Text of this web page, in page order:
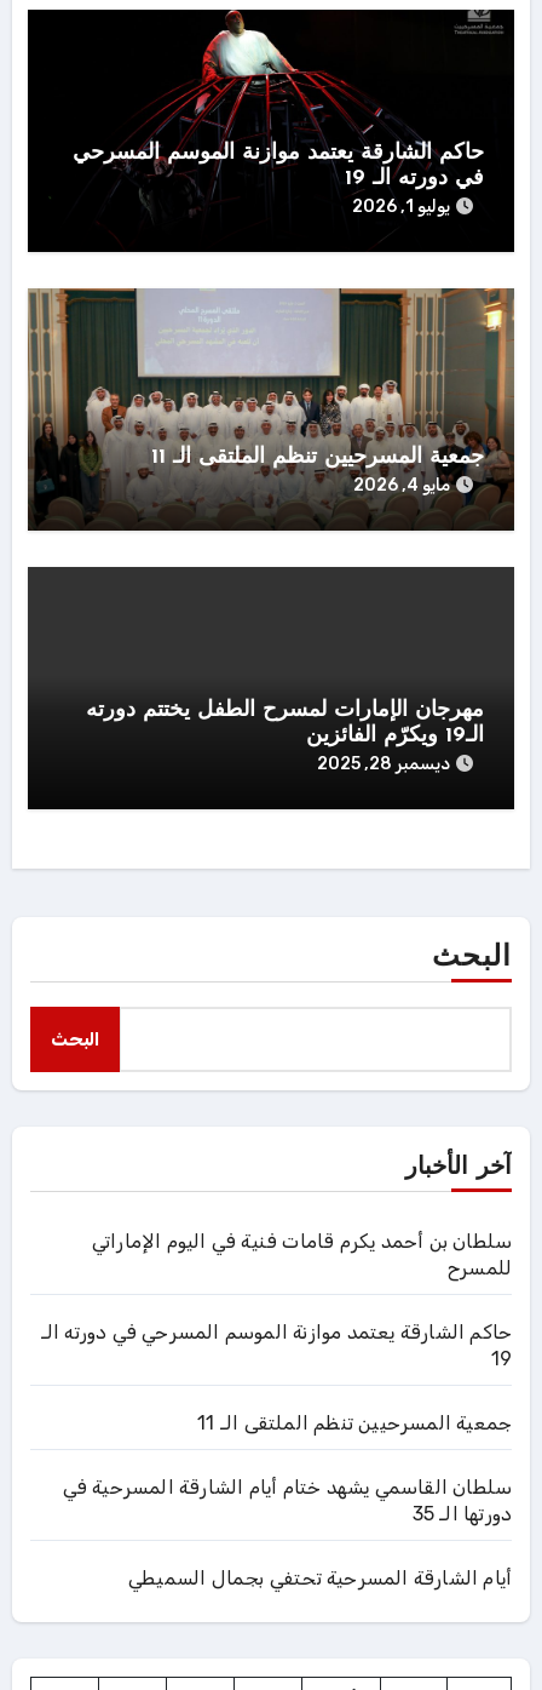
حاكم الشارقة يعتمد موازنة الموسم المسرحي
في دورته الـ 19
يوليو 1, 2026
جمعية المسرحيين تنظم الملتقى الـ 11
مايو 4, 2026
مهرجان الإمارات لمسرح الطفل يختتم دورته
الـ19 ويكرّم الفائزين
ديسمبر 28, 2025
البحث
البحث
آخر الأخبار
سلطان بن أحمد يكرم قامات فنية في اليوم الإماراتي
للمسرح
حاكم الشارقة يعتمد موازنة الموسم المسرحي في دورته الـ
19
جمعية المسرحيين تنظم الملتقى الـ 11
سلطان القاسمي يشهد ختام أيام الشارقة المسرحية في
دورتها الـ 35
أيام الشارقة المسرحية تحتفي بجمال السميطي